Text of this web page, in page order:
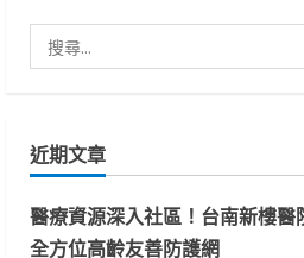
1
初
帝
年
紀
念
分
頁
尋
字:
近期文章
醫療資源深入社區！台南新樓
全方位高齡友善防護網